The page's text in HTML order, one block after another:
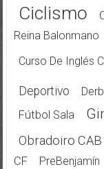
Ciclismo
Reina Balonmano
Curso De Inglés
Deportivo
Fútbol Sala
Obradoiro CAB
CF
PreBenjamín